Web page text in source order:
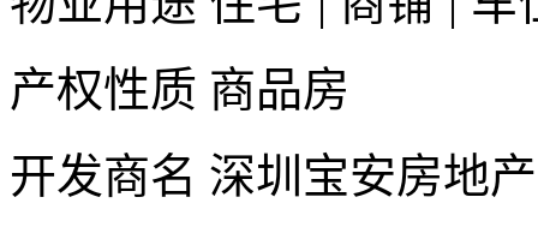
产权性质 商品房
开发商名 深圳宝安房地